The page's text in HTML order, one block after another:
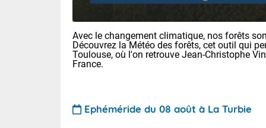
Avec le changement climatique, nos forêts
Découvrez la Météo des forêts, cet outil qui
Toulouse, où l'on retrouve Jean-Christophe
France.
Ephéméride du 08 août à La Turbie
Voici les